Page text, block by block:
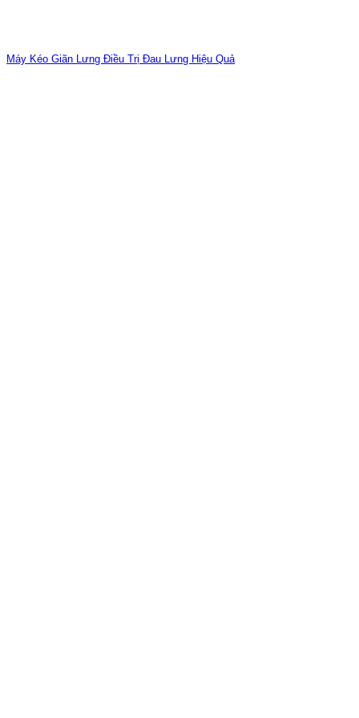
Máy Kéo Giãn Lưng Điều Trị Đau Lưng Hiệu Quả